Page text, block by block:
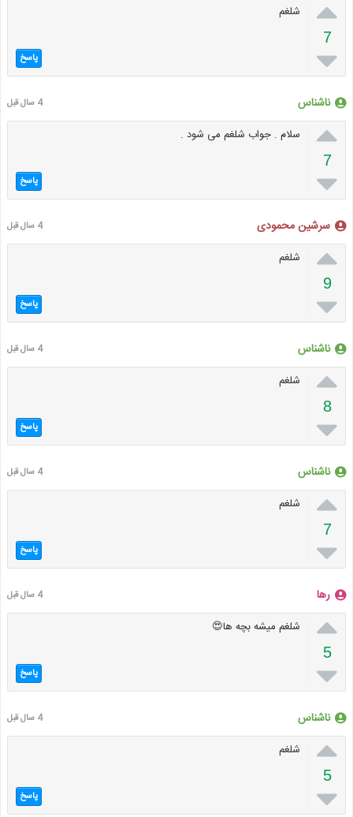

7

شلغم
پاسخ
ناشناس 4 سال قبل

7

سلام . جواب شلغم می شود .
پاسخ
سرشین محمودی 4 سال قبل

9

شلغم
پاسخ
ناشناس 4 سال قبل

8

شلغم
پاسخ
ناشناس 4 سال قبل

7

شلغم
پاسخ
رها 4 سال قبل

5

شلغم میشه بچه ها😍
پاسخ
ناشناس 4 سال قبل

5

شلغم
پاسخ